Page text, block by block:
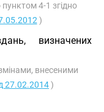
4-1 згідно
)
визначених
внесеними
27.02.2014)